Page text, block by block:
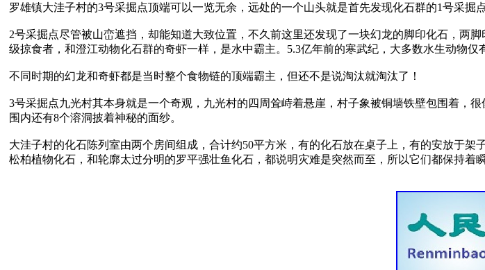
罗雄镇大洼子村的3号采掘点顶端可以一览无余，远处的一个山头就是首先发现化石群的1号采
2号采掘点尽管被山峦遮挡，却能知道大致位置，不久前这里还发现了一块幻龙的脚印化石，两
级掠食者，和澄江动物化石群的奇虾一样，是水中霸主。5.3亿年前的寒武纪，大多数水生动物
不同时期的幻龙和奇虾都是当时整个食物链的顶端霸主，但还不是说淘汰就淘汰了！
3号采掘点九光村其本身就是一个奇观，九光村的四周耸峙着悬崖，村子象被铜墙铁壁包围着，
围内还有8个溶洞披着神秘的面纱。
大洼子村的化石陈列室由两个房间组成，合计约50平方米，有的化石放在桌子上，有的安放于